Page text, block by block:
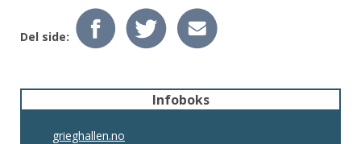
Del side:
Infoboks
grieghallen.no